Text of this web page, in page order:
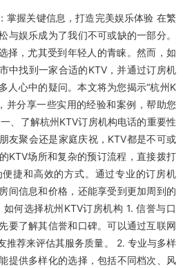
握关键信息，打造完美娱乐体验 在繁
与娱乐成为了我们不可或缺的一部分。
择，尤其受到年轻人的青睐。然而，如
中找到一家合适的KTV，并通过订房机
人心中的疑问。本文将为您揭示“杭州K
并分享一些实用的经验和案例，帮助您
、了解杭州KTV订房机构电话的重要性
友聚会还是家庭庆祝，KTV都是不可或
KTV场所和复杂的预订流程，直接拨打
捷和高效的方式。通过专业的订房机
间信息和价格，还能享受到更加周到的
何选择杭州KTV订房机构 1. 信誉与口
要了解其信誉和口碑。可以通过互联网
推荐来评估其服务质量。 2. 专业与多样
提供多样化的选择，包括不同档次、风